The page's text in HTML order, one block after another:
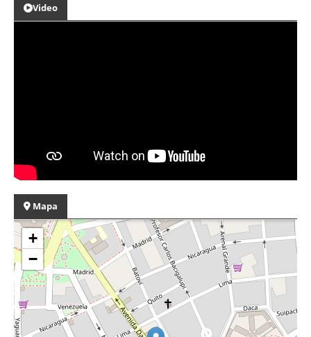
Video
Mapa
+
−